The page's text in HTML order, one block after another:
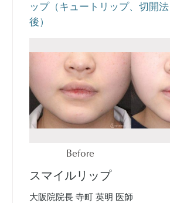
ップ（キュートリップ、切開法
後）
Before
スマイルリップ
大阪院院長 寺町 英明 医師